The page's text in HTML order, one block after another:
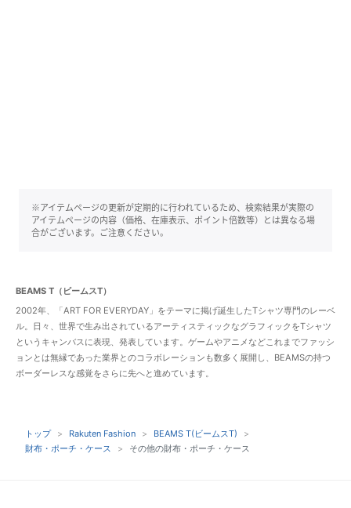
※アイテムページの更新が定期的に行われているため、検索結果が実際の
アイテムページの内容（価格、在庫表示、ポイント倍数等）とは異なる場
合がございます。ご注意ください。
BEAMS T（ビームスT）
2002年、「ART FOR EVERYDAY」をテーマに掲げ誕生したTシャツ専門のレーベ
ル。日々、世界で生み出されているアーティスティックなグラフィックをTシャツ
というキャンバスに表現、発表しています。ゲームやアニメなどこれまでファッシ
ョンとは無縁であった業界とのコラボレーションも数多く展開し、BEAMSの持つ
ボーダーレスな感覚をさらに先へと進めています。
トップ Rakuten Fashion
BEAMS T(ビームスT)
財布・ポーチ・ケース
その他の財布・ポーチ・ケース